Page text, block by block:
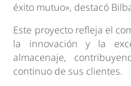
éxito mutuo», destacó
Este proyecto refleja el
la innovación y la
almacenaje,
continuo de sus clientes.